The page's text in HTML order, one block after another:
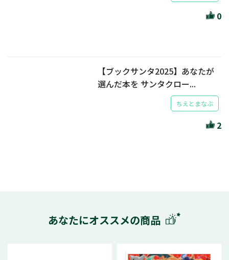
0
【ブックサンタ2025】あなたが
選んだ本を サンタクロー...
ちえとまなぶ
2
あなたにオススメの商品